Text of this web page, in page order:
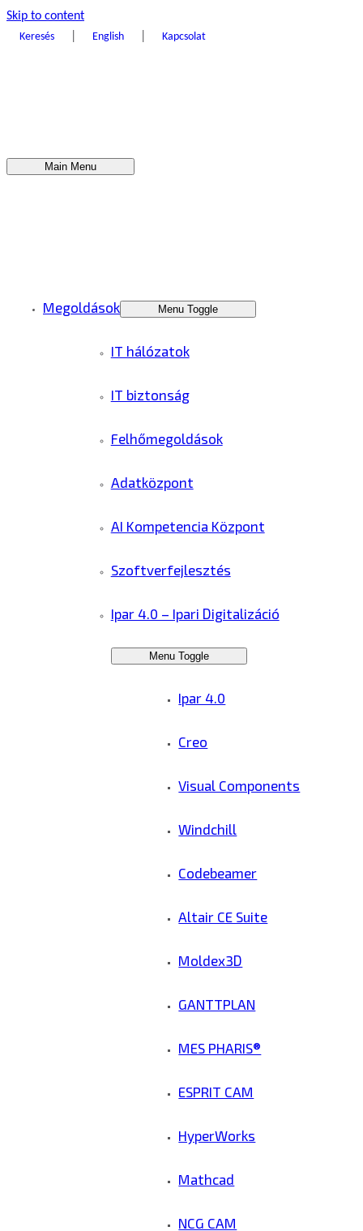
Skip to content
Keresés English Kapcsolat
Main Menu
Megoldások Menu Toggle
IT hálózatok
IT biztonság
Felhőmegoldások
Adatközpont
AI Kompetencia Központ
Szoftverfejlesztés
Ipar 4.0 – Ipari Digitalizáció
Menu Toggle
Ipar 4.0
Creo
Visual Components
Windchill
Codebeamer
Altair CE Suite
Moldex3D
GANTTPLAN
MES PHARIS®
ESPRIT CAM
HyperWorks
Mathcad
NCG CAM